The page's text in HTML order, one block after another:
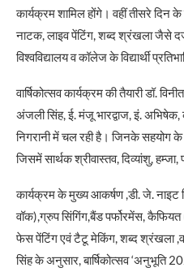
कार्यक्रम शामिल होंगे। वहीं तीसरे दिन
नाटक, लाइव पेंटिंग, शब्द श्रंखला जैसे
विश्वविद्यालय व कॉलेज के विद्यार्थी
वार्षिकोत्सव कार्यक्रम की तैयारी डॉ.
अंजली सिंह, ई. मंजू भारद्वाज, इं. अभिषेक,
निगरानी में चल रही है। जिनके सहयोग के
जिसमें सार्थक श्रीवास्तव, दिव्यांशु,
कार्यक्रम के मुख्य आकर्षण ,डी. जे.
वॉक),ग्रुप सिंगिंग,बैंड पर्फोरमेंस,
फेस पेंटिंग एवं टैटू मेकिंग, शब्द श्रंखला
सिंह के अनुसार, बार्षिकोत्सव ‘अनुभूति